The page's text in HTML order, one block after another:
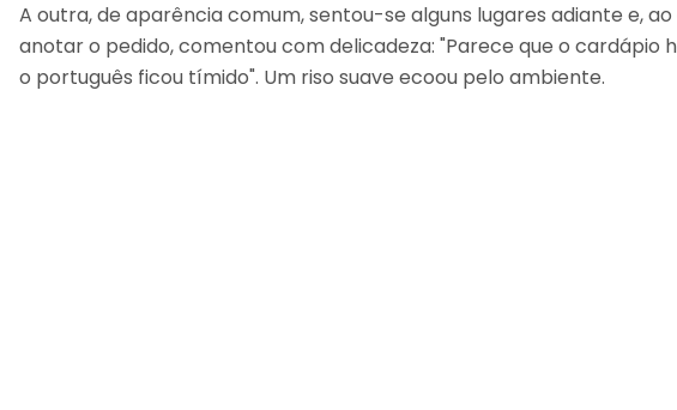
A outra, de aparência comum, sentou-se alguns lugares adiante e,
anotar o pedido, comentou com delicadeza: "Parece que o cardápio
o português ficou tímido". Um riso suave ecoou pelo ambiente.